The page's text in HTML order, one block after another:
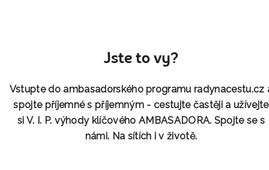
Jste to vy?
Vstupte do ambasadorského programu radynacestu.cz
spojte příjemné s příjemným - cestujte častěji a užívejte
si V. I. P. výhody klíčového AMBASADORA. Spojte se s
námi. Na sítích i v životě.